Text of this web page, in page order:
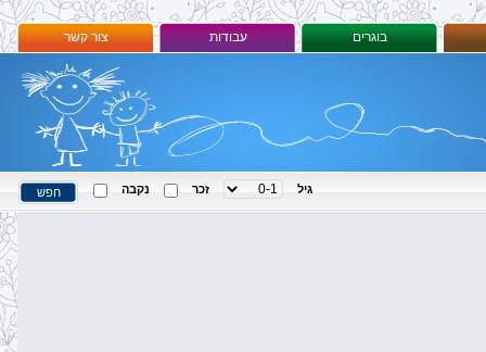
בוגרים עבודות צור קשר
גיל זכר נקבה